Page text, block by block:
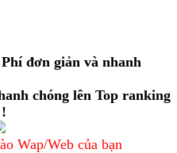
đơn giản và nhanh
chóng lên Top ranking
Wap/Web của bạn